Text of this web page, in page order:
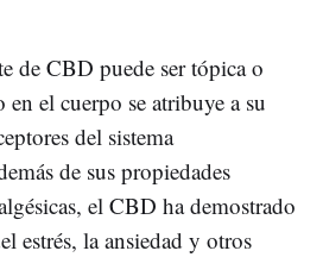
de CBD puede ser tópica o
el cuerpo se atribuye a su
del sistema
de sus propiedades
el CBD ha demostrado
estrés, la ansiedad y otros